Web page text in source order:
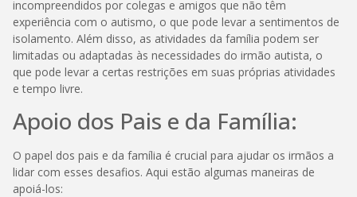
incompreendidos por colegas e amigos que não têm
experiência com o autismo, o que pode levar a sentimentos de
isolamento. Além disso, as atividades da família podem ser
limitadas ou adaptadas às necessidades do irmão autista, o
que pode levar a certas restrições em suas próprias atividades
e tempo livre.
Apoio dos Pais e da Família:
O papel dos pais e da família é crucial para ajudar os irmãos a
lidar com esses desafios. Aqui estão algumas maneiras de
apoiá-los: